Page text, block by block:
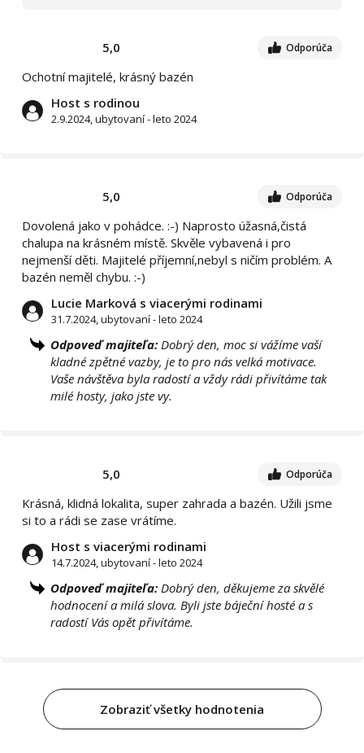
5,0 Odporúča
Ochotní majitelé, krásný bazén
Host s rodinou
2.9.2024, ubytovaní - leto 2024
5,0 Odporúča
Dovolená jako v pohádce. :-) Naprosto úžasná,čistá
chalupa na krásném místě. Skvěle vybavená i pro
nejmenší děti. Majitelé příjemní,nebyl s ničím problém. A
bazén neměl chybu. :-)
Lucie Marková s viacerými rodinami
31.7.2024, ubytovaní - leto 2024
Odpoveď majiteľa:Dobrý den, moc si vážíme vaší
kladné zpětné vazby, je to pro nás velká motivace.
Vaše návštěva byla radostí a vždy rádi přivítáme tak
milé hosty, jako jste vy.
5,0 Odporúča
Krásná, klidná lokalita, super zahrada a bazén. Užili jsme
si to a rádi se zase vrátíme.
Host s viacerými rodinami
14.7.2024, ubytovaní - leto 2024
Odpoveď majiteľa:Dobrý den, děkujeme za skvělé
hodnocení a milá slova. Byli jste báječní hosté a s
radostí Vás opět přivítáme.
Zobraziť všetky hodnotenia